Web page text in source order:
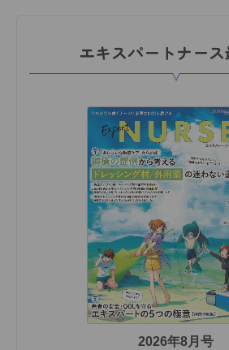
エキスパートナー
2026年8月号